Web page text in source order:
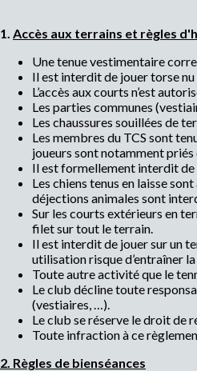
1. Accès aux terrains et règles
Une tenue vestimentaire
Il est interdit de jouer torse nu
L’accès aux courts n’est
Les parties communes
Les chaussures souillées de
Les membres du TCS sont
joueurs sont notamment
Il est formellement interdit de
Les chiens tenus en laisse
déjections animales sont
Sur les courts extérieurs en
filet sur tout le terrain.
Il est interdit de jouer sur un
utilisation risque d’entraîner
Toute autre activité que le
Le club décline toute
(vestiaires, …).
Le club se réserve le droit de
Toute infraction à ce
2. Règles de bienséances